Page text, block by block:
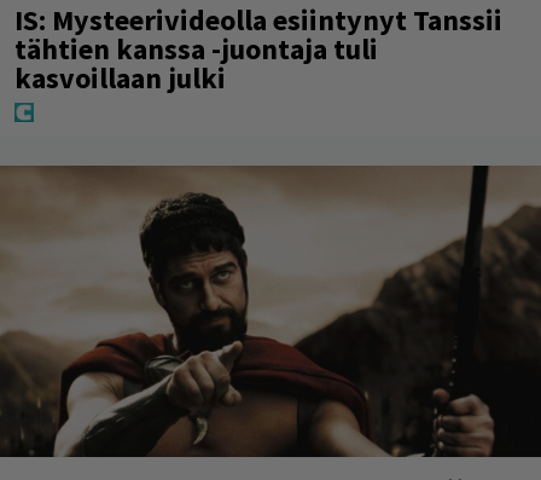
IS: Mysteerivideolla esiintynyt Tanssii
tähtien kanssa -juontaja tuli
kasvoillaan julki